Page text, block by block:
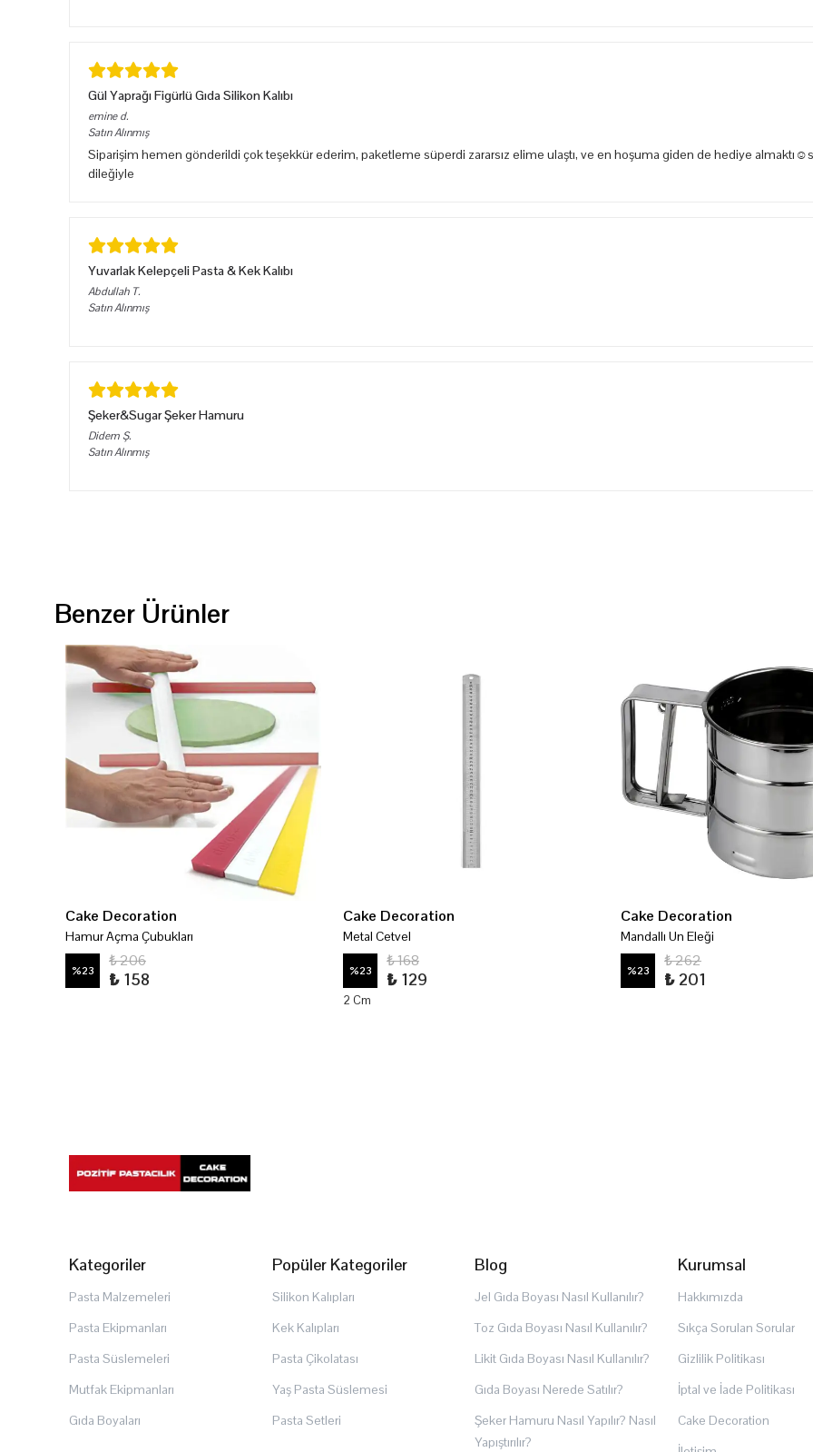
Gül Yaprağı Figürlü Gıda Silikon Kalıbı
emine d.
Satın Alınmış
Siparişim hemen gönderildi çok teşekkür ederim, paketleme süperdi zararsız elime ulaştı, ve en hoşuma giden de hediye
dileğiyle
Yuvarlak Kelepçeli Pasta & Kek Kalıbı
Abdullah T.
Satın Alınmış
Şeker&Sugar Şeker Hamuru
Didem Ş.
Satın Alınmış
Benzer Ürünler
Cake Decoration
Hamur Açma Çubukları
%23
₺ 206
₺ 158
Cake Decoration
Metal Cetvel
%23
₺ 168
₺ 129
2 Cm
Cake Decoration
Mandallı Un Eleği
%23
₺ 262
₺ 201
Kategoriler
Pasta Malzemeleri
Pasta Ekipmanları
Pasta Süslemeleri
Mutfak Ekipmanları
Gıda Boyaları
Popüler Kategoriler
Silikon Kalıpları
Kek Kalıpları
Pasta Çikolatası
Yaş Pasta Süslemesi
Pasta Setleri
Blog
Jel Gıda Boyası Nasıl Kullanılır?
Toz Gıda Boyası Nasıl Kullanılır?
Likit Gıda Boyası Nasıl Kullanılır?
Gıda Boyası Nerede Satılır?
Şeker Hamuru Nasıl Yapılır? Nasıl
Yapıştırılır?
Kurumsal
Hakkımızda
Sıkça Sorulan Sorular
Gizlilik Politikası
İptal ve İade Politikası
Cake Decoration